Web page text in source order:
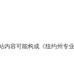
内容可能构成《纽约州专